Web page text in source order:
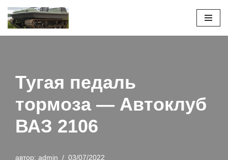
Перейти
Тугая педаль
тормоза — Автоклуб
ВАЗ 2106
автор: admin 03/07/2022